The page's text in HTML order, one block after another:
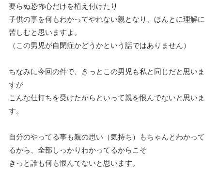
要らぬ恐怖心だけを植え付けたり
子供の事を何もわかってやれない親となり、ほんとに理解に
苦しむと思いますよ。
（この男児が自閉症かどうかという話ではありません）
ちなみに今回の件で、きっとこの男児も私と同じだと思いま
すが
こんな仕打ちを受けたからといって親を恨んでないと思いま
す。
自分のやってる事も親の思い（気持ち）もちゃんとわかって
るから、全部しっかりわかってるからこそ
きっと誰も何も恨んでないと思います。